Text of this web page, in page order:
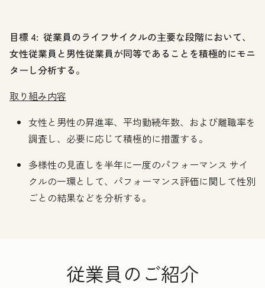
目標 4: 従業員のライフサイクルの主要な段階において、
女性従業員と男性従業員が同等であることを積極的にモニ
ターし分析する。
取り組み内容
女性と男性の昇進率、平均勤続年数、および離職率を
調査し、必要に応じて積極的に措置する。
多様性の見直しを半年に一度のパフォーマンス サイ
クルの一環として、パフォーマンス評価に関して性別
ごとの結果などを分析する。
従業員のご紹介